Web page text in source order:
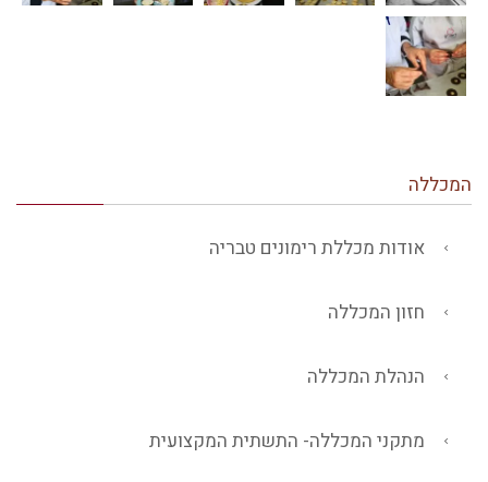
המכללה
אודות מכללת רימונים טבריה
חזון המכללה
הנהלת המכללה
מתקני המכללה- התשתית המקצועית